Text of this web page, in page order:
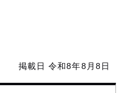
掲載日 令和8年8月8日